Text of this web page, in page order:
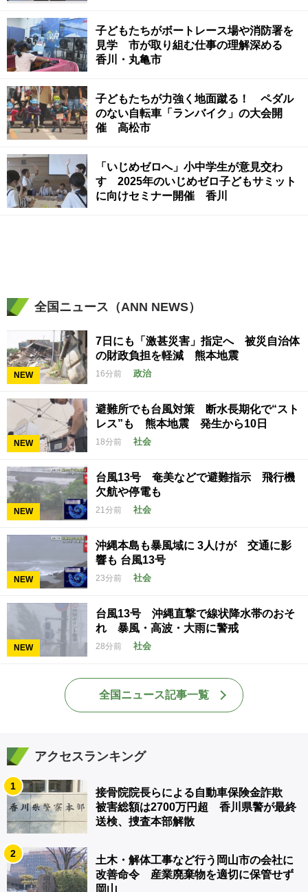
子どもたちがボートレース場や消防署を
見学 市が取り組む仕事の理解深める
香川・丸亀市
子どもたちが力強く地面蹴る！ ペダル
のない自転車「ランバイク」の大会開
催 高松市
「いじめゼロへ」小中学生が意見交わ
す 2025年のいじめゼロ子どもサミット
に向けセミナー開催 香川
全国ニュース（ANN NEWS）
NEW
7日にも「激甚災害」指定へ 被災自治体
の財政負担を軽減 熊本地震
16分前 政治
NEW
避難所でも台風対策 断水長期化で“スト
レス”も 熊本地震 発生から10日
18分前 社会
NEW
台風13号 奄美などで避難指示 飛行機
欠航や停電も
21分前 社会
NEW
沖縄本島も暴風域に 3人けが 交通に影
響も 台風13号
23分前 社会
NEW
台風13号 沖縄直撃で線状降水帯のおそ
れ 暴風・高波・大雨に警戒
28分前 社会
全国ニュース記事一覧
アクセスランキング
1
接骨院院長らによる自動車保険金詐欺
被害総額は2700万円超 香川県警が最終
送検、捜査本部解散
2
土木・解体工事など行う岡山市の会社に
改善命令 産業廃棄物を適切に保管せず
岡山